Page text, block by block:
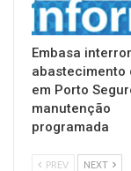
Embasa
abastecimento
em Porto
manutenção
programada
PREV NEXT